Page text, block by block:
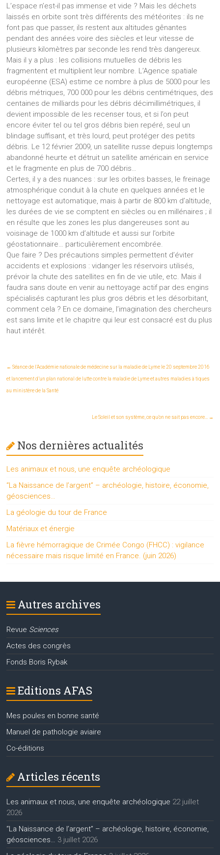
L’espace n’est-il pas immense et vide ? Mais les déchets
laissés en orbite sont très différents des météorites : ils ne
font pas que passer, ils restent aux altitudes gênantes
pendant des années voire des siècles et leur vitesse de
plusieurs kilomètres par seconde les rend très dangereux.
Mais il y a plus : les collisions mutuelles de débris les
fragmentent et multiplient leur nombre. L’Agence spatiale
européenne (ESA) estime ce nombre à plus de 5000 pour les
débris métriques, 700 000 pour les débris centimétriques, des
centaines de milliards pour les débris décimillimétriques, il
devient impossible de les recenser tous, et si l’on peut
encore éviter tel ou tel gros débris bien repéré, seul un
blindage suffisant, et très lourd, peut protéger des petits
débris. Le 12 février 2009, un satellite russe depuis longtemps
abandonné heurte et détruit un satellite américain en service
et le fragmente en plus de 700 débris…
Certes, il y a des nuances : sur les orbites basses, le freinage
atmosphérique conduit à la chute en quelques années et le
nettoyage est automatique, mais à partir de 800 km d’altitude,
les durées de vie se comptent en siècles ou en millénaires ; il
en résulte que les zones les plus dangereuses sont au
voisinage de 1000 km d’altitude et aussi sur l’orbite
géostationnaire… particulièrement encombrée.
Que faire ? Des précautions simples permettent d’éviter
accidents et explosions : vidanger les réservoirs utilisés,
prévoir la chute des satellites en fin de vie utile, etc. Mais il
faudra sans doute en venir au nettoyage actif par des engins
spécialisés capturant les plus gros débris et les désorbitant,
comment cela ? En ce domaine, l’imagination des chercheurs
est sans limite et le chapitre qui leur est consacré est du plus
haut intérêt.
← Séance de l’Académie nationale de médecine sur la maladie de Lyme le 20 septembre 2016
et lancement d’un plan national de lutte contre la maladie de Lyme et autres maladies à tiques
au ministère de la Santé
Le Soleil et son système, ce qu’on ne sait pas encore… →
Nos dernières actualités
Les animaux et nous, une enquête archéologique
“La Naissance de l’argent” – archéologie, histoire, économie,
géosciences…
La géologie du tour de France
Matériaux et énergie
La fièvre hémorragique de Crimée Congo (FHCC) : vigilance
nécessaire mais risque limité en France. (juin 2026)
Autres archives
Revue Sciences
Actes des congrès
Fonds Boris Rybak
Editions AFAS
Mes poules en bonne santé
Manuel de pathologie aviaire
Co-éditions
Articles récents
Les animaux et nous, une enquête archéologique 22 juillet
2026
“La Naissance de l’argent” – archéologie, histoire, économie,
géosciences…
3 juillet 2026